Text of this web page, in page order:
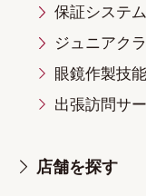
保証システム
ジュニアク
眼鏡作製技
出張訪問サ
店舗を探す